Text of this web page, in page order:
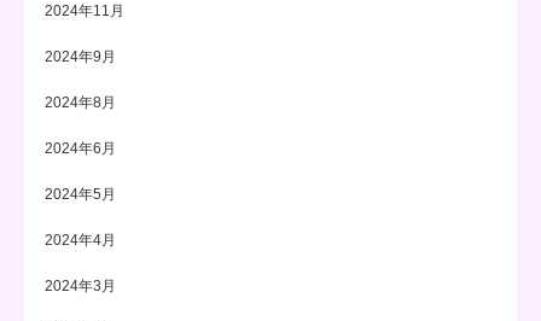
2024年11月
2024年9月
2024年8月
2024年6月
2024年5月
2024年4月
2024年3月